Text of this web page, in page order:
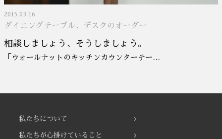
2015.03.16
ダイニングテーブル、デスクのオーダー
相談しましょう、そうしましょう。
「ウォールナットのキッチンカウンターテー…
私たちについて
私たちが心掛けていること